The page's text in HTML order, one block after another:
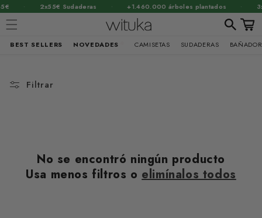
al contenido
2x55€ Sudaderas +1.460.000 árboles plantados
BEST SELLERS NOVEDADES CAMISETAS SUDADERAS
Filtrar
No se encontró ningún producto
Usa menos filtros oelimínalos todos